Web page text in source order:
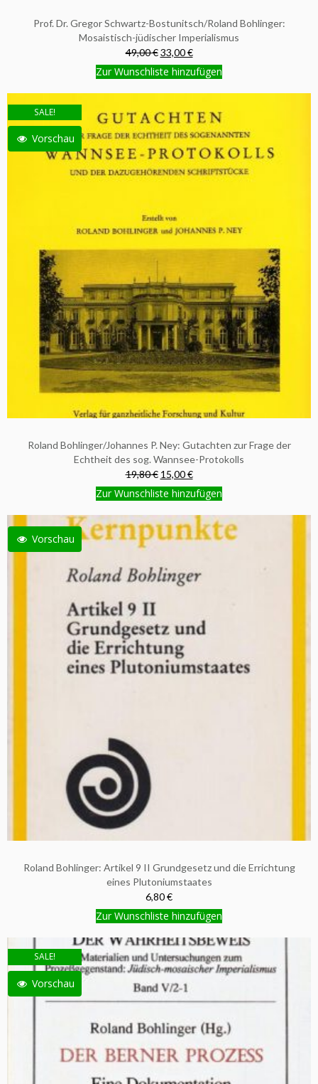
Prof. Dr. Gregor Schwartz-Bostunitsch/Roland Bohlinger:
Mosaistisch-jüdischer Imperialismus
49,00 € 33,00 €
Zur Wunschliste hinzufügen
SALE!
Vorschau
Roland Bohlinger/Johannes P. Ney: Gutachten zur Frage der
Echtheit des sog. Wannsee-Protokolls
19,80 € 15,00 €
Zur Wunschliste hinzufügen
Vorschau
Roland Bohlinger: Artikel 9 II Grundgesetz und die Errichtung
eines Plutoniumstaates
6,80 €
Zur Wunschliste hinzufügen
SALE!
Vorschau